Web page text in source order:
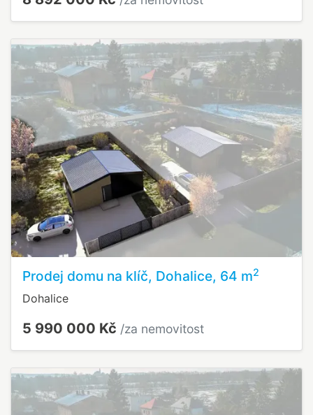
Prodej domu na klíč, Dohalice, 64 m2
Dohalice
5 990 000 Kč /za nemovitost